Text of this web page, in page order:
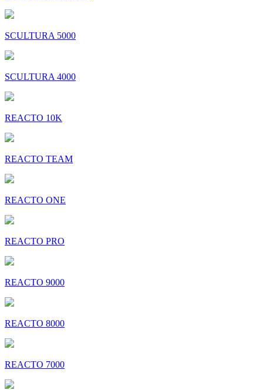
SCULTURA 5000
SCULTURA 4000
REACTO 10K
REACTO TEAM
REACTO ONE
REACTO PRO
REACTO 9000
REACTO 8000
REACTO 7000